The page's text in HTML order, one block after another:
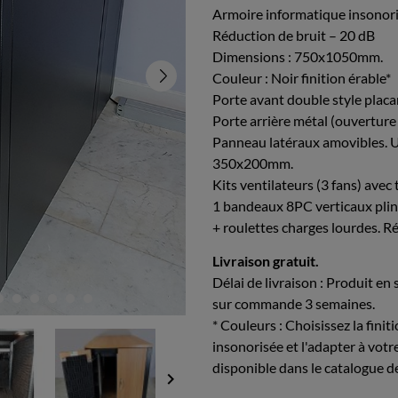
keyboard_arrow_right
Armoire informatique
Réduction de bruit – 20 dB
Dimensions : 750x1050mm.
Couleur : Noir finition érable*
Porte avant double style
Porte arrière métal (ouverture
Panneau latéraux amovibles.
350x200mm.
Kits ventilateurs (3 fans)
1 bandeaux 8PC verticaux
+ roulettes charges lourdes.
Livraison gratuit.
Délai de livraison : Produit en
sur commande 3 semaines.
* Couleurs : Choisissez la
insonorisée et l'adapter à
disponible dans le catalogue